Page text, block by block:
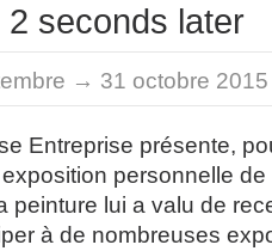
2 seconds later
→ 31 octobre 2015
Entreprise présente,
personnelle de
peinture lui a valu de
à de nombreuses